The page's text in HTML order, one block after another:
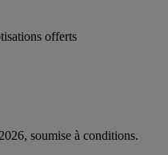
offerts
soumise à conditions.